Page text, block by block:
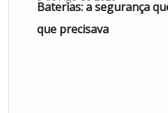
Baterias: a segurança
que precisava